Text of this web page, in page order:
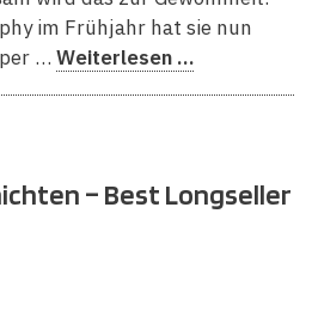
im Frühjahr hat sie nun
… Weiterlesen …
– Best Longseller